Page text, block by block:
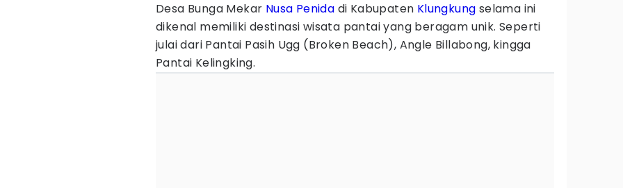
Desa Bunga Mekar Nusa Penida di Kabupaten Klungkung selama ini
dikenal memiliki destinasi wisata pantai yang beragam unik. Seperti
julai dari Pantai Pasih Ugg (Broken Beach), Angle Billabong, kingga
Pantai Kelingking.